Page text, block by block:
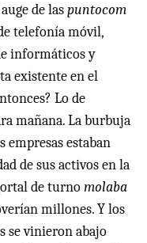
de laspuntocom
telefonía móvil,
informáticos y
existente en el
Lo de
mañana. La burbuja
empresas estaban
de sus activos en la
de turnomolaba
millones. Y los
se vinieron abajo